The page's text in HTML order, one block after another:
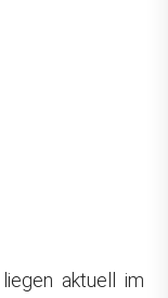
aktuell im